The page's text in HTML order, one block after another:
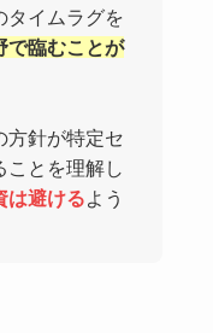
タイムラグを
で臨むことが
方針が特定セ
ことを理解し
は避けるよう